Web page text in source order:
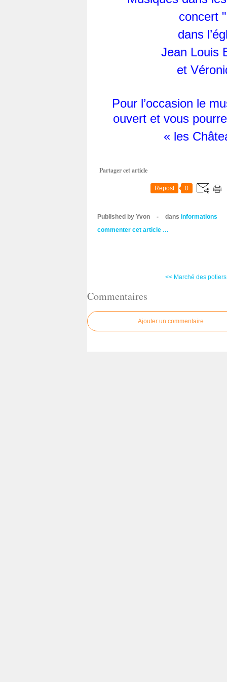
concert
dans
Jean Louis
et
Pour l’occasion le
ouvert et vous
« les
Partager cet article
Repost 0
Published by Yvon - dans informations
commenter cet article …
<< Marché des
Commentaires
Ajouter un commentaire